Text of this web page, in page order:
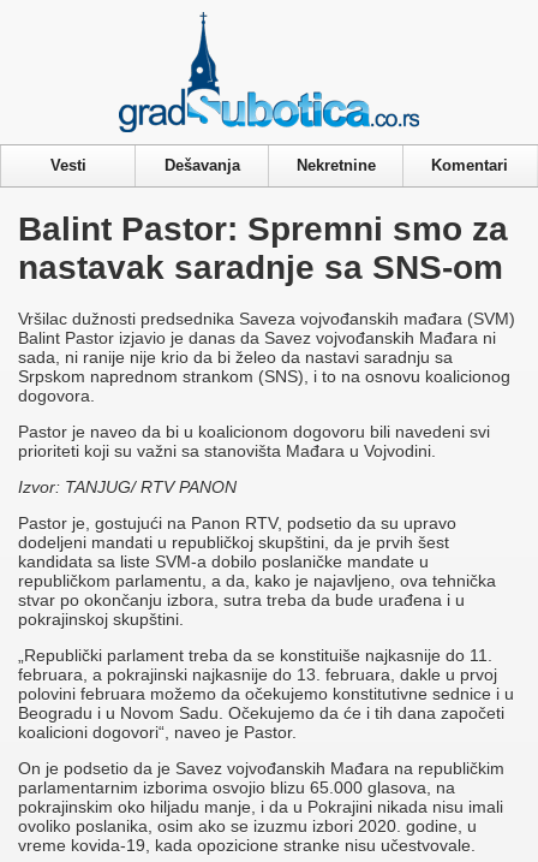
Vesti Dešavanja Nekretnine Komentari
Balint Pastor: Spremni smo za
nastavak saradnje sa SNS-om
Vršilac dužnosti predsednika Saveza vojvođanskih mađara (SVM)
Balint Pastor izjavio je danas da Savez vojvođanskih Mađara ni
sada, ni ranije nije krio da bi želeo da nastavi saradnju sa
Srpskom naprednom strankom (SNS), i to na osnovu koalicionog
dogovora.
Pastor je naveo da bi u koalicionom dogovoru bili navedeni svi
prioriteti koji su važni sa stanovišta Mađara u Vojvodini.
Izvor: TANJUG/ RTV PANON
Pastor je, gostujući na Panon RTV, podsetio da su upravo
dodeljeni mandati u republičkoj skupštini, da je prvih šest
kandidata sa liste SVM-a dobilo poslaničke mandate u
republičkom parlamentu, a da, kako je najavljeno, ova tehnička
stvar po okončanju izbora, sutra treba da bude urađena i u
pokrajinskoj skupštini.
„Republički parlament treba da se konstituiše najkasnije do 11.
februara, a pokrajinski najkasnije do 13. februara, dakle u prvoj
polovini februara možemo da očekujemo konstitutivne sednice i u
Beogradu i u Novom Sadu. Očekujemo da će i tih dana započeti
koalicioni dogovori“, naveo je Pastor.
On je podsetio da je Savez vojvođanskih Mađara na republičkim
parlamentarnim izborima osvojio blizu 65.000 glasova, na
pokrajinskim oko hiljadu manje, i da u Pokrajini nikada nisu imali
ovoliko poslanika, osim ako se izuzmu izbori 2020. godine, u
vreme kovida-19, kada opozicione stranke nisu učestvovale.
Privacy & Cookies Policy